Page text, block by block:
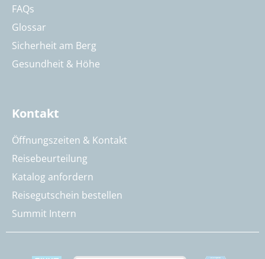
FAQs
Glossar
Sicherheit am Berg
Gesundheit & Höhe
Kontakt
Öffnungszeiten & Kontakt
Reisebeurteilung
Katalog anfordern
Reisegutschein bestellen
Summit Intern